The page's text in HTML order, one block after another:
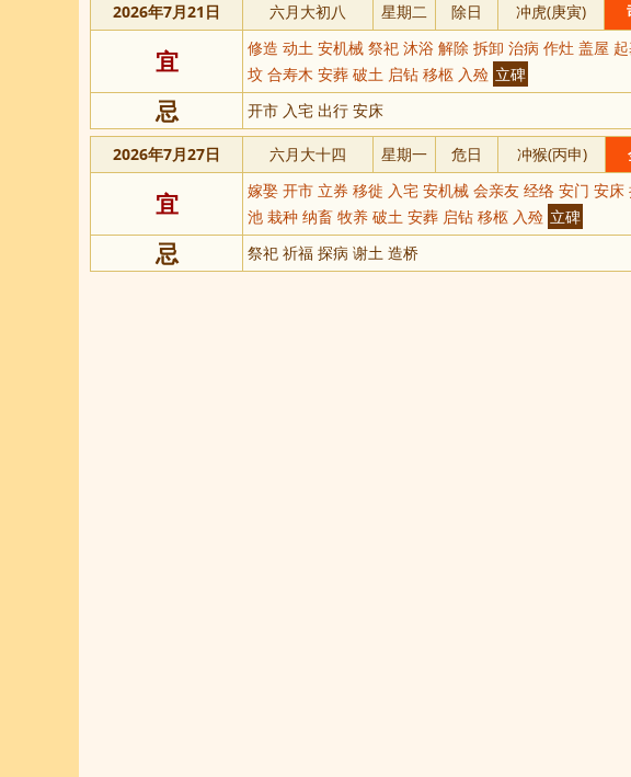
2026年7月21日 六月大初八 星期二 除日 冲虎(庚寅)
宜
修造 动土 安机械 祭祀 沐浴 解除 拆卸 治病 作灶 盖屋
坟 合寿木 安葬 破土 启钻 移柩 入殓 立碑
忌 开市 入宅 出行 安床
2026年7月27日 六月大十四 星期一 危日 冲猴(丙申)
宜
嫁娶 开市 立券 移徙 入宅 安机械 会亲友 经络 安门 安
池 栽种 纳畜 牧养 破土 安葬 启钻 移柩 入殓 立碑
忌 祭祀 祈福 探病 谢土 造桥